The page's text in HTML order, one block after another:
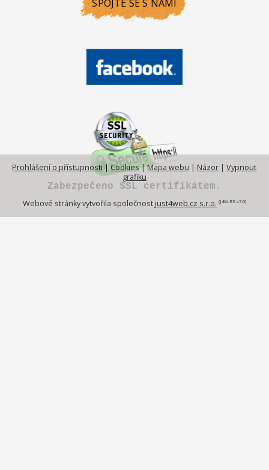
SPOJTE SE S NÁMI
Zabezpečeno SSL certifikátem.
Prohlášení o přístupnosti |Cookies|Mapa webu | Názor |Vypnout
grafiku
Webové stránky vytvořila společnost just4web.cz s.r.o. (J4W-RS v7.0)